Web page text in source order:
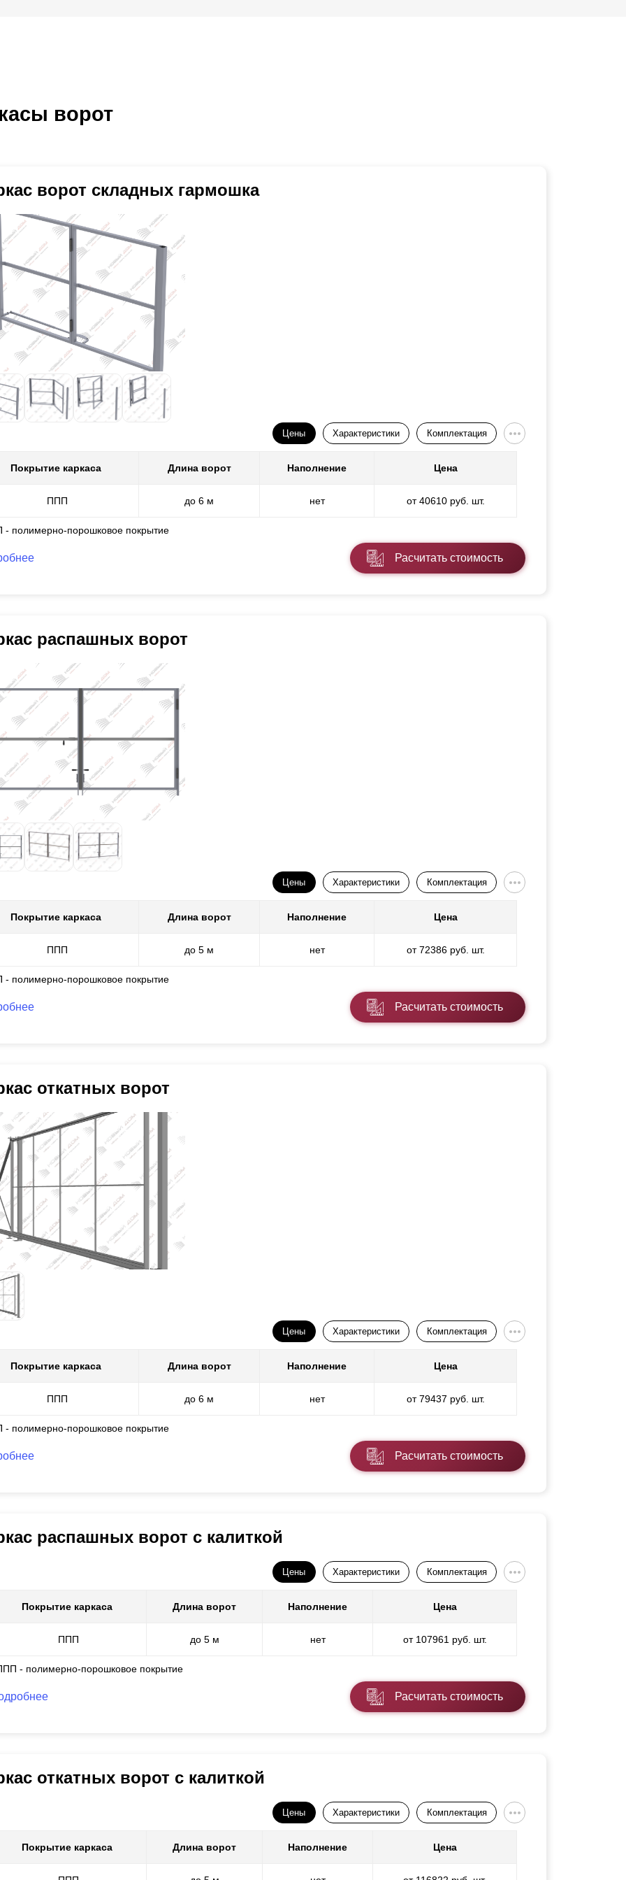
ворот
ворот складных гармошка
Цены Характеристики Комплектация
Покрытие каркаса Длина ворот Наполнение Цена
ППП до 6 м нет от 40610 руб. шт.
- полимерно-порошковое покрытие
Расчитать стоимость
распашных ворот
Цены Характеристики Комплектация
Покрытие каркаса Длина ворот Наполнение Цена
ППП до 5 м нет от 72386 руб. шт.
- полимерно-порошковое покрытие
Расчитать стоимость
откатных ворот
Цены Характеристики Комплектация
Покрытие каркаса Длина ворот Наполнение Цена
ППП до 6 м нет от 79437 руб. шт.
- полимерно-порошковое покрытие
Расчитать стоимость
распашных ворот с калиткой
Цены Характеристики Комплектация
Покрытие каркаса Длина ворот Наполнение Цена
ППП до 5 м нет от 107961 руб. шт.
- полимерно-порошковое покрытие
Расчитать стоимость
откатных ворот с калиткой
Цены Характеристики Комплектация
Покрытие каркаса Длина ворот Наполнение Цена